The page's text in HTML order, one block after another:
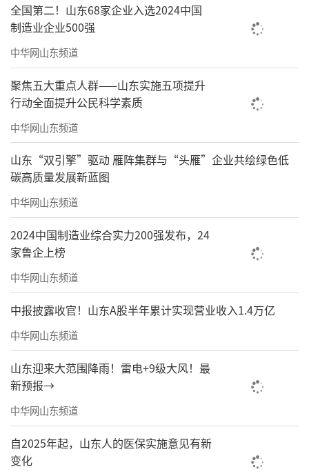
裕龙岛炼化一体化项目是山东省推进新旧
动能转换、实现高质量发展的标志性工程。项
目依托龙口裕龙岛得天独厚的区位和资源优
势，正按照“一体化、集约化、大型化、高端
化、清洁化”的思路，有序施工建设。刘家义
来到施工现场，认真听取情况汇报，仔细询问
工程进度、工程质量和安全生产等。他强调，
要紧紧抓住新旧动能转换这个总抓手，以更大
气魄、更大力度、更硬措施做到“三个坚
决”，实现腾笼换鸟、凤凰涅槃、浴火重生，
在高质量发展上奋力蹚出一条路子来。要坚持
高起点高标准目标定位，保持战略定力，久久
为功，确保规划落到实处。要全力做好项目服
务保障工作，及时化解项目推进过程中的难点
全国第二！山东68家企业入选2024中国
制造业企业500强
中华网山东频道
聚焦五大重点人群——山东实施五项提升
行动全面提升公民科学素质
中华网山东频道
山东“双引擎”驱动 雁阵集群与“头雁”企业共绘绿色低
碳高质量发展新蓝图
中华网山东频道
2024中国制造业综合实力200强发布，24
家鲁企上榜
中华网山东频道
中报披露收官！山东A股半年累计实现营业收入1.4万亿
中华网山东频道
山东迎来大范围降雨！雷电+9级大风！最
新预报→
中华网山东频道
自2025年起，山东人的医保实施意见有新
变化